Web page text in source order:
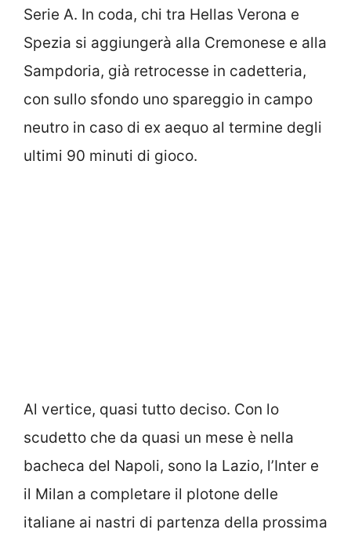
Serie A. In coda, chi tra Hellas Verona e
Spezia si aggiungerà alla Cremonese e alla
Sampdoria, già retrocesse in cadetteria,
con sullo sfondo uno spareggio in campo
neutro in caso di ex aequo al termine degli
ultimi 90 minuti di gioco.
Al vertice, quasi tutto deciso. Con lo
scudetto che da quasi un mese è nella
bacheca del Napoli, sono la Lazio, l’Inter e
il Milan a completare il plotone delle
italiane ai nastri di partenza della prossima